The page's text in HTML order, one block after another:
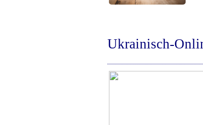
Ukrainisch-